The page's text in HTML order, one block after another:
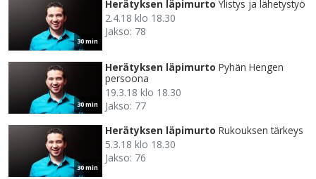
30 min
Herätyksen läpimurto Ylistys ja lähetystyö
2.4.18 klo 18.30
Jakso: 78
30 min
Herätyksen läpimurto Pyhän Hengen
persoona
19.3.18 klo 18.30
Jakso: 77
30 min
Herätyksen läpimurto Rukouksen tärkeys
5.3.18 klo 18.30
Jakso: 76